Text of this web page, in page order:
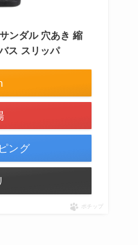
ンダル 穴あき 縮
ス スリッパ
ング
ポチップ